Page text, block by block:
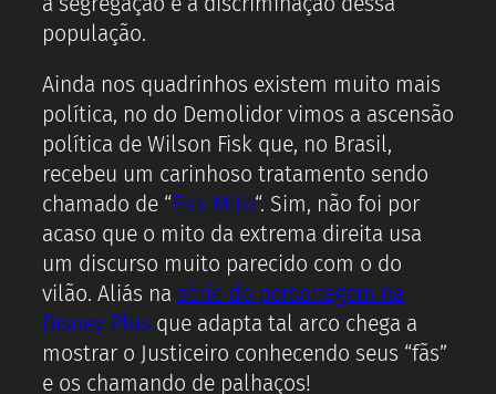
população.
Ainda nos quadrinhos existem muito mais
política, no do Demolidor vimos a ascensão
política de Wilson Fisk que, no Brasil,
recebeu um carinhoso tratamento sendo
chamado de “Fisk Mito“. Sim, não foi por
acaso que o mito da extrema direita usa
um discurso muito parecido com o do
vilão. Aliás na série do personagem na
Disney Plus que adapta tal arco chega a
mostrar o Justiceiro conhecendo seus “fãs”
e os chamando de palhaços!